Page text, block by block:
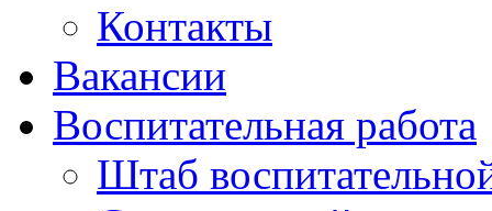
Контакты
Вакансии
Воспитательная работа
Штаб